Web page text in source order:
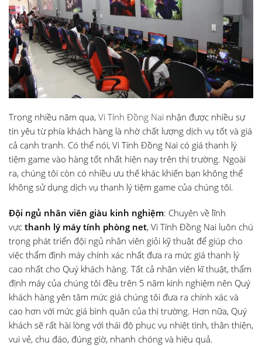
Trong nhiều năm qua, Vi Tính Đồng Nai nhận được nhiều sự
tin yêu từ phía khách hàng là nhờ chất lượng dịch vụ tốt và giá
cả cạnh tranh. Có thể nói, Vi Tính Đồng Nai có giá thanh lý
tiệm game vào hàng tốt nhất hiện nay trên thị trường. Ngoài
ra, chúng tôi còn có nhiều ưu thế khác khiến bạn không thể
không sử dụng dịch vụ thanh lý tiệm game của chúng tôi.
Đội ngủ nhân viên giàu kinh nghiệm: Chuyên về lĩnh
vực thanh lý máy tính phòng net, Vi Tính Đồng Nai luôn chú
trọng phát triển đội ngủ nhân viên giỏi kỹ thuật để giúp cho
việc thẩm định máy chính xác nhất đưa ra mức giá thanh lý
cao nhất cho Quý khách hàng. Tất cả nhân viên kĩ thuật, thẩm
định máy của chúng tôi đều trên 5 năm kinh nghiệm nên Quý
khách hàng yên tâm mức giá chúng tôi đưa ra chính xác và
cao hơn với mức giá bình quân của thị trường. Hơn nữa, Quý
khách sẽ rất hài lòng với thái độ phục vụ nhiệt tình, thân thiện,
vui vẻ, chu đáo, đúng giờ, nhanh chóng và hiệu quả.